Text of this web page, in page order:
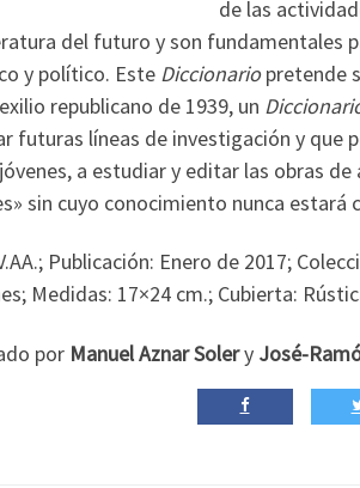
de las
del futuro y son fundamentales
y político. Este Diccionariopretende
republicano de 1939, un
futuras líneas de investigación y
a estudiar y editar las obras
sin cuyo conocimiento nunca
Publicación: Enero de 2017;
Medidas: 17×24 cm.; Cubierta:
por Manuel Aznar Solery José-